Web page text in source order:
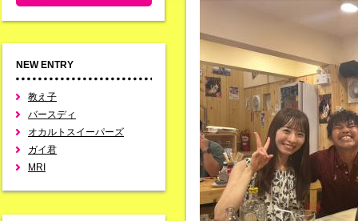
NEW ENTRY
教え子
バースディ
オカルトスイーパーズ
ガイ君
MRI